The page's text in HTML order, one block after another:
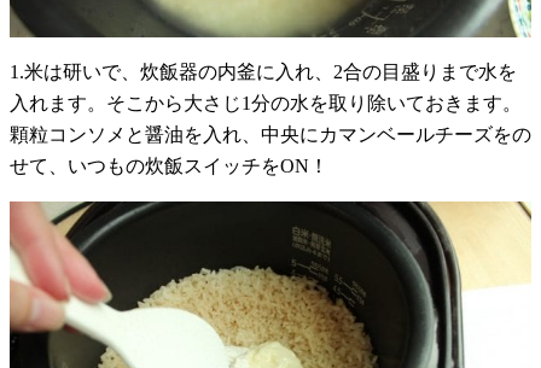
1.米は研いで、炊飯器の内釜に入れ、2合の目盛りまで水を
入れます。そこから大さじ1分の水を取り除いておきます。
顆粒コンソメと醤油を入れ、中央にカマンベールチーズをの
せて、いつもの炊飯スイッチをON！